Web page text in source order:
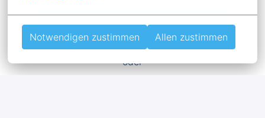
Notwendigen zustimmen Allen zustimmen
Bewerben
oder